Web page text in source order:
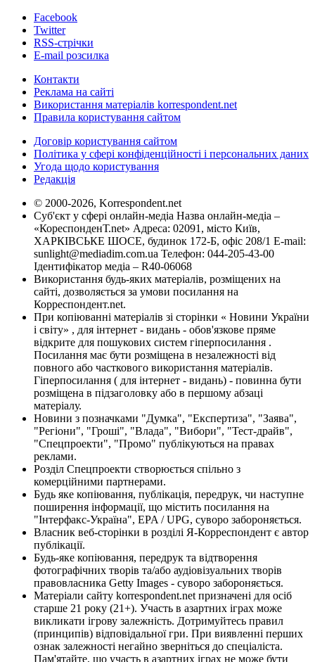
Facebook
Twitter
RSS-стрічки
E-mail розсилка
Контакти
Реклама на сайті
Використання матеріалів korrespondent.net
Правила користування сайтом
Договір користування сайтом
Політика у сфері конфіденційності і персональних даних
Угода щодо користування
Редакція
© 2000-2026, Korrespondent.net
Суб'єкт у сфері онлайн-медіа Назва онлайн-медіа –
«КореспонденТ.net» Адреса: 02091, місто Київ,
ХАРКІВСЬКЕ ШОСЕ, будинок 172-Б, офіс 208/1 E-mail:
sunlight@mediadim.com.ua Телефон: 044-205-43-00
Ідентифікатор медіа – R40-06068
Використання будь-яких матеріалів, розміщених на
сайті, дозволяється за умови посилання на
Корреспондент.net.
При копіюванні матеріалів зі сторінки « Новини України
і світу» , для інтернет - видань - обов'язкове пряме
відкрите для пошукових систем гіперпосилання .
Посилання має бути розміщена в незалежності від
повного або часткового використання матеріалів.
Гіперпосилання ( для інтернет - видань) - повинна бути
розміщена в підзаголовку або в першому абзаці
матеріалу.
Новини з позначками "Думка", "Експертиза", "Заява",
"Регіони", "Гроші", "Влада", "Вибори", "Тест-драйв",
"Спецпроекти", "Промо" публікуються на правах
реклами.
Розділ Спецпроекти створюється спільно з
комерційними партнерами.
Будь яке копіювання, публікація, передрук, чи наступне
поширення інформації, що містить посилання на
"Інтерфакс-Україна", EPA / UPG, суворо забороняється.
Власник веб-сторінки в розділі Я-Корреспондент є автор
публікації.
Будь-яке копіювання, передрук та відтворення
фотографічних творів та/або аудіовізуальних творів
правовласника Getty Images - суворо забороняється.
Матеріали сайту korrespondent.net призначені для осіб
старше 21 року (21+). Участь в азартних іграх може
викликати ігрову залежність. Дотримуйтесь правил
(принципів) відповідальної гри. При виявленні перших
ознак залежності негайно зверніться до спеціаліста.
Пам'ятайте, що участь в азартних іграх не може бути